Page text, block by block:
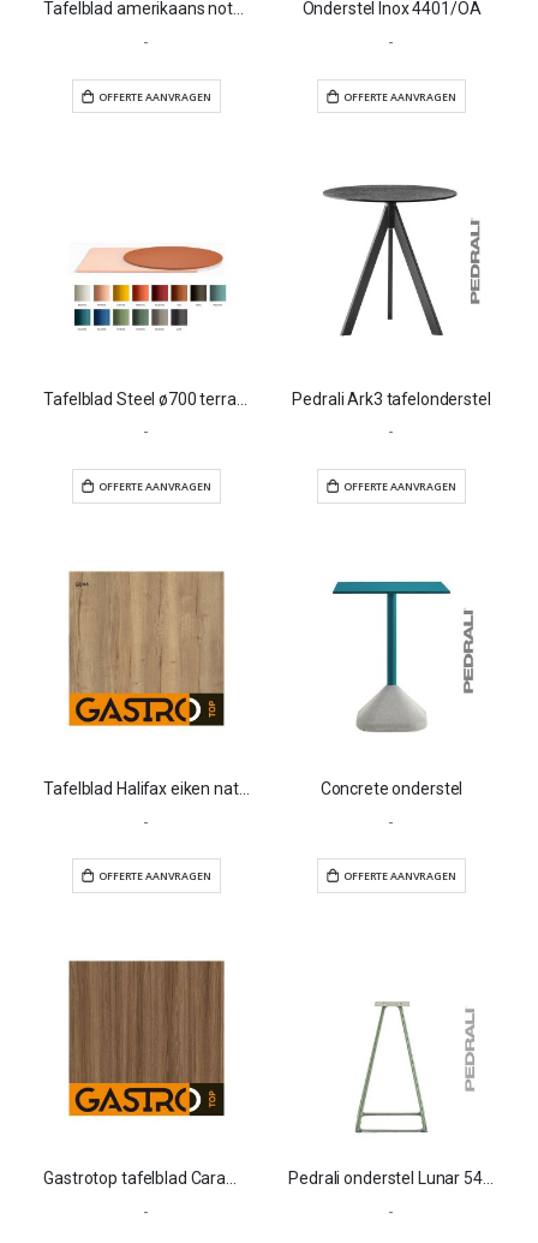
Tafelblad amerikaans noten 700x700x30mm
-
OFFERTE AANVRAGEN
Onderstel Inox 4401/OA
-
OFFERTE
-
OFFERTE AANVRAGEN
Pedrali Ark3 tafelonderstel
-
OFFERTE
Tafelblad Halifax eiken natuur
-
Concrete onderstel
-
-
Pedrali onderstel Lunar 5440
-